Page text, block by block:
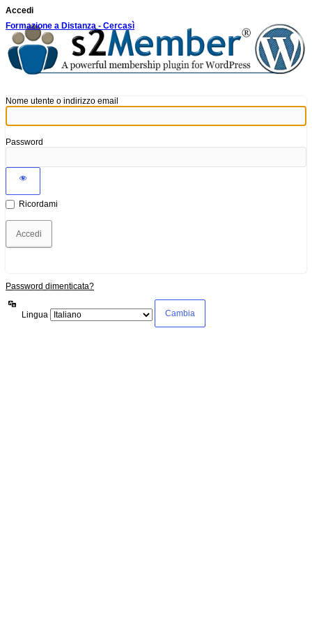
Accedi
Formazione a Distanza - Cercasì
Nome utente o indirizzo email
Password
Ricordami
Password dimenticata?
Lingua